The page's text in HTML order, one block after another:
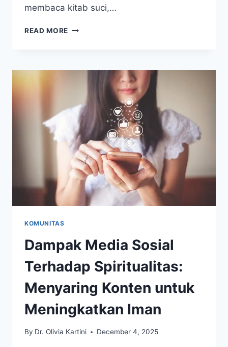
membaca kitab suci,…
READ MORE PENTINGNYA
IMAN
KOMUNITAS
Dampak Media Sosial
Terhadap Spiritualitas:
Menyaring Konten untuk
Meningkatkan Iman
By Dr. Olivia Kartini December 4, 2025